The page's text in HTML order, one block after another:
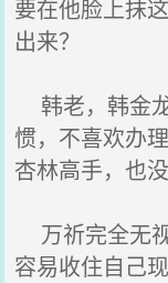
要在他脸上抹
出来？
韩老，韩金
惯，不喜欢办
杏林高手，也
万祈完全无
容易收住自己